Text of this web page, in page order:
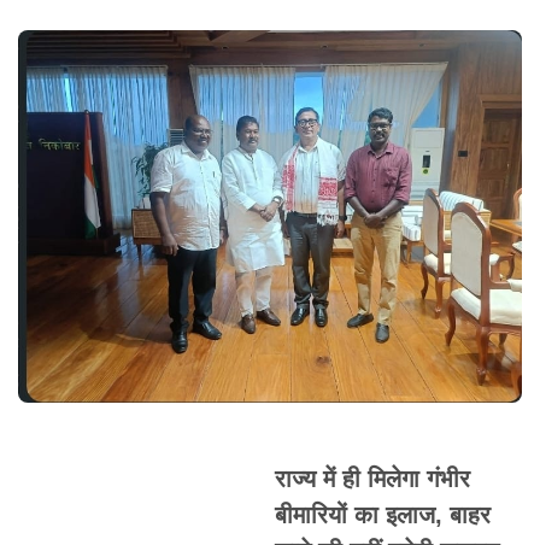
राज्य में ही मिलेगा गंभीर
बीमारियों का इलाज, बाहर